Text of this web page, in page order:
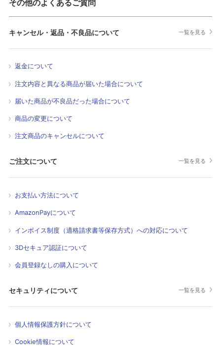
その他のよくあるご質問
キャンセル・返品・不良品について 一覧を見る
返金について
注文内容と異なる商品が届いた場合について
届いた商品が不良品だった場合について
商品の変更について
注文商品のキャンセルについて
ご注文について 一覧を見る
お支払い方法について
AmazonPayについて
インボイス制度（適格請求書等保存方式）への対応について
3Dセキュア認証について
会員登録なしの購入について
セキュリティについて 一覧を見る
個人情報保護方針について
Cookie情報について